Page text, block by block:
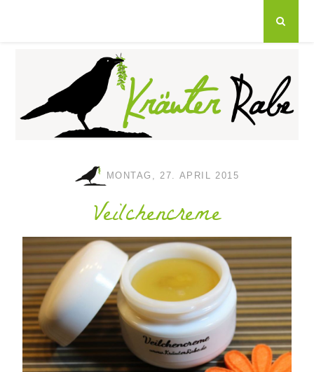
MONTAG, 27. APRIL 2015
Veilchencreme